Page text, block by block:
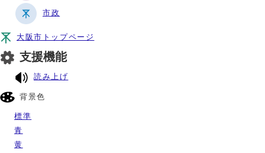
市政
大阪市トップページ
支援機能
読み上げ
背景色
標準
青
黄